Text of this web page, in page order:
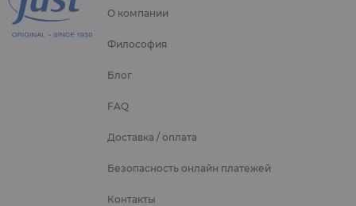
О компании
Философия
Блог
FAQ
Доставка / оплата
Безопасность онлайн платежей
Контакты